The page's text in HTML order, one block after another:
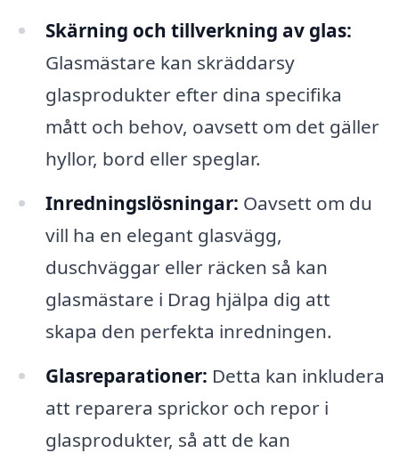
Skärning och tillverkning av glas:
Glasmästare kan skräddarsy
glasprodukter efter dina specifika
mått och behov, oavsett om det gäller
hyllor, bord eller speglar.
Inredningslösningar: Oavsett om du
vill ha en elegant glasvägg,
duschväggar eller räcken så kan
glasmästare i Drag hjälpa dig att
skapa den perfekta inredningen.
Glasreparationer: Detta kan inkludera
att reparera sprickor och repor i
glasprodukter, så att de kan